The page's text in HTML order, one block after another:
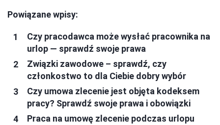
Powiązane wpisy:
Czy pracodawca może wysłać pracownika na
urlop — sprawdź swoje prawa
Związki zawodowe – sprawdź, czy
członkostwo to dla Ciebie dobry wybór
Czy umowa zlecenie jest objęta kodeksem
pracy? Sprawdź swoje prawa i obowiązki
Praca na umowę zlecenie podczas urlopu